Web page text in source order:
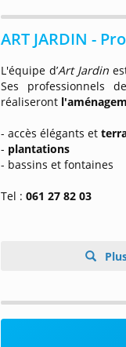
ART JARDIN -
L'équipe d’Art Jardin
Ses professionnels
réaliseront
- accès élégants et
- plantations
- bassins et fontaines
Tel :061 27 82 03